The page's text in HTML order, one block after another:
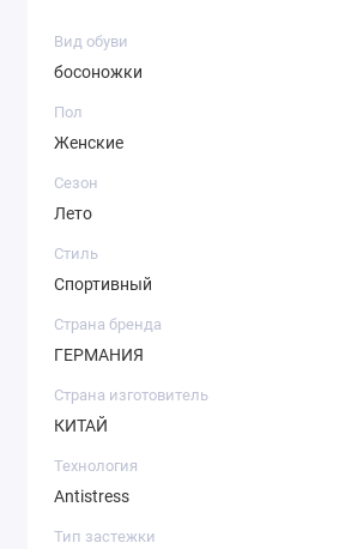
Вид обуви
босоножки
Пол
Женские
Сезон
Лето
Стиль
Спортивный
Страна бренда
ГЕРМАНИЯ
Страна изготовитель
КИТАЙ
Технология
Antistress
Тип застежки